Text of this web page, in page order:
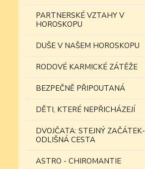
PARTNERSKÉ VZTAHY V
HOROSKOPU
DUŠE V NAŠEM HOROSKOPU
RODOVÉ KARMICKÉ ZÁTĚŽE
BEZPEČNĚ PŘIPOUTANÁ
DĚTI, KTERÉ NEPŘICHÁZEJÍ
DVOJČATA: STEJNÝ ZAČÁTEK-
ODLIŠNÁ CESTA
ASTRO - CHIROMANTIE